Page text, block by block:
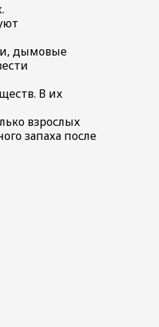
дымовые
В их
взрослых
запаха после